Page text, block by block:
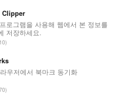
Clipper
로그램을 사용해 웹에서 본 정보를
저장하세요.
우저에서 북마크 동기화